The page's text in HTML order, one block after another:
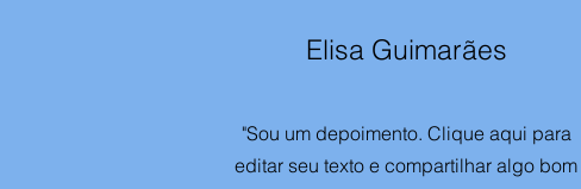
Elisa Guimarães
"Sou um depoimento. Clique aqui para
editar seu texto e compartilhar algo bom